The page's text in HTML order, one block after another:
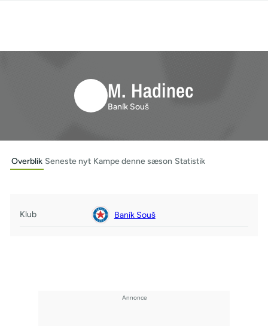
M. Hadinec
Baník Souš
Overblik Seneste nyt Kampe denne sæson Statistik
Klub Baník Souš